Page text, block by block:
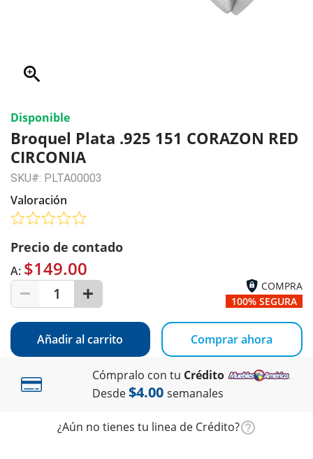
zoom_in
Disponible
Broquel Plata .925 151 CORAZON RED
CIRCONIA
SKU#: PLTA00003
Valoración
Precio de contado
A: $149.00
1
COMPRA
100% SEGURA
Añadir al carrito Comprar ahora
Cómpralo con tu Crédito
Desde$4.00 semanales
¿Aún no tienes tu linea de Crédito?